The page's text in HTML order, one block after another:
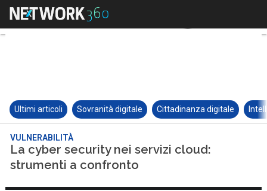
Ultimi articoli Sovranità digitale Cittadinanza digitale
VULNERABILITÀ
La cyber security nei servizi cloud:
strumenti a confronto